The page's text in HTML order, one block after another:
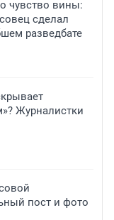
чувство вины:
сделал
разведбате
Журналистки
пост и фото